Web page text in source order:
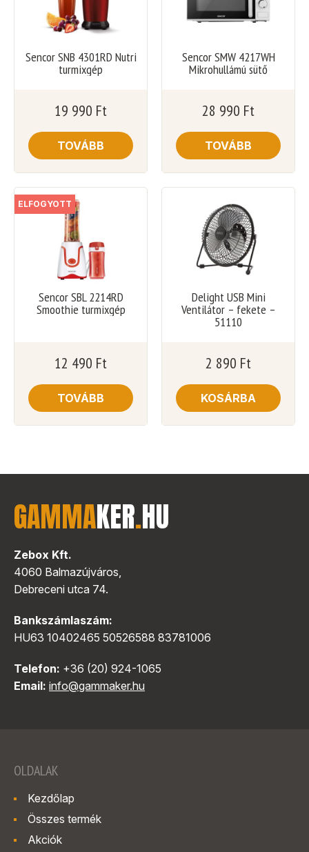
Sencor SNB 4301RD Nutri
turmixgép
19 990 Ft
TOVÁBB
Sencor SMW 4217WH
Mikrohullámú sütő
28 990 Ft
TOVÁBB
ELFOGYOTT
Sencor SBL 2214RD
Smoothie turmixgép
12 490 Ft
TOVÁBB
Delight USB Mini
Ventilátor – fekete –
51110
2 890 Ft
KOSÁRBA
GAMMAKER.HU
Zebox Kft.
4060 Balmazújváros,
Debreceni utca 74.
Bankszámlaszám:
HU63 10402465 50526588 83781006
Telefon: +36 (20) 924-1065
Email: info@gammaker.hu
OLDALAK
Kezdőlap
Összes termék
Akciók